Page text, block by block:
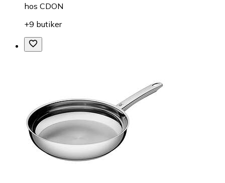
hos CDON
+9 butiker